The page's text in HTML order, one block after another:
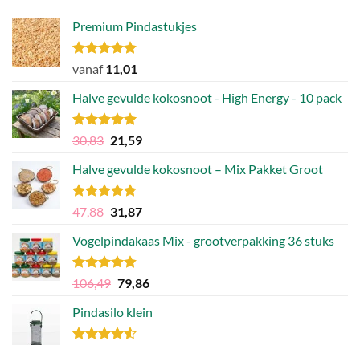
Premium Pindastukjes
Gewaardeerd
uit 5
vanaf11,01
Halve gevulde kokosnoot - High Energy - 10 pack
Gewaardeerd
4.92
uit 5
30,83 Oorspronkelijke
was:
30,83.
21,59Huidige
is:
Halve gevulde kokosnoot – Mix Pakket Groot
Gewaardeerd
4.75
uit 5
47,88 Oorspronkelijke
was:
47,88.
31,87Huidige
is:
Vogelpindakaas Mix - grootverpakking 36 stuks
Gewaardeerd
uit 5
106,49 Oorspronkelijke
was:
106,49.
79,86Huidige
is:
Pindasilo klein